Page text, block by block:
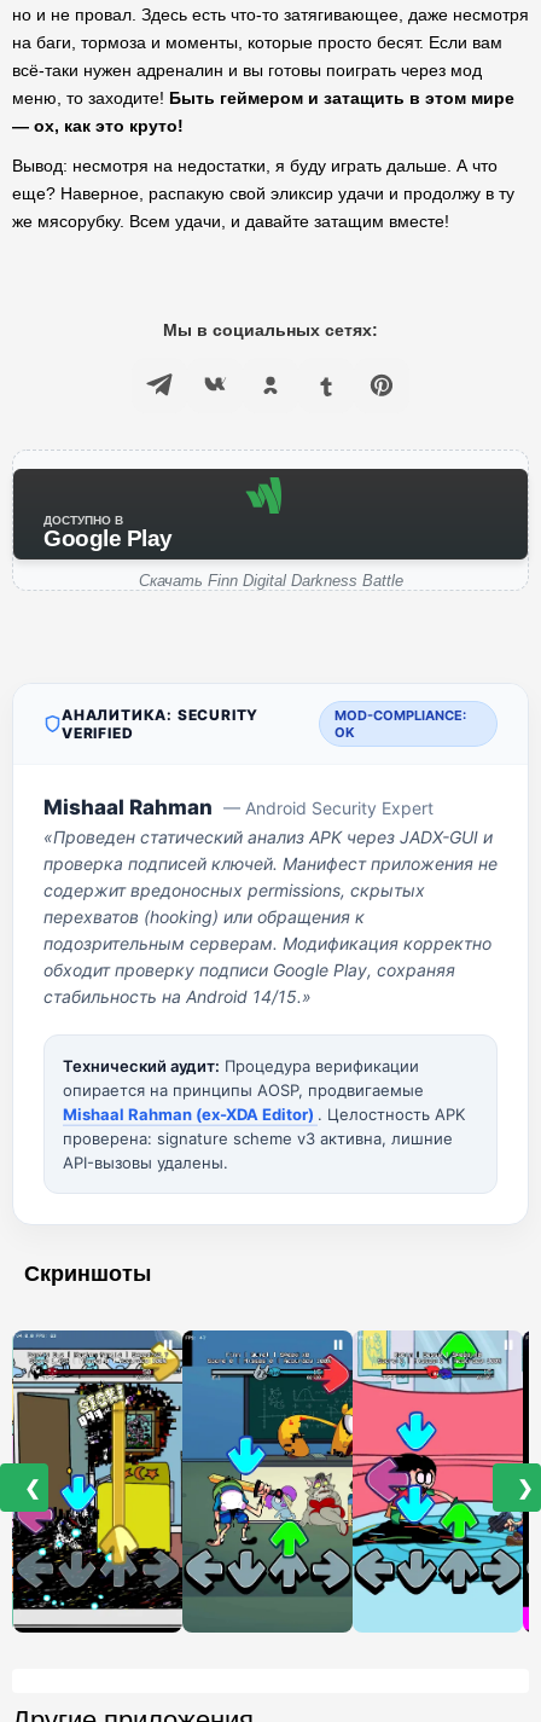
но и не провал. Здесь есть что-то затягивающее, даже несмотря
на баги, тормоза и моменты, которые просто бесят. Если вам
всё-таки нужен адреналин и вы готовы поиграть через мод
меню, то заходите! Быть геймером и затащить в этом мире
— ох, как это круто!
Вывод: несмотря на недостатки, я буду играть дальше. А что
еще? Наверное, распакую свой эликсир удачи и продолжу в ту
же мясорубку. Всем удачи, и давайте затащим вместе!
Мы в социальных сетях:
ДОСТУПНО В
Google Play
Скачать Finn Digital Darkness Battle
АНАЛИТИКА: SECURITY
VERIFIED
MOD-COMPLIANCE:
OK
Mishaal Rahman — Android Security Expert
«Проведен статический анализ APK через JADX-GUI и
проверка подписей ключей. Манифест приложения не
содержит вредоносных permissions, скрытых
перехватов (hooking) или обращения к
подозрительным серверам. Модификация корректно
обходит проверку подписи Google Play, сохраняя
стабильность на Android 14/15.»
Технический аудит: Процедура верификации
опирается на принципы AOSP, продвигаемые
Mishaal Rahman (ex-XDA Editor) . Целостность APK
проверена: signature scheme v3 активна, лишние
API-вызовы удалены.
Скриншоты
❮ ❯